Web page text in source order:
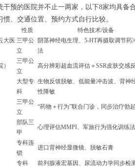
干预的医院并不止一两家，以下8家均具备
、交通位置、预约方式自行比较。
性质 特色技术/设备
大医 三甲公
立
阴茎神经电生理、5-HT再摄取调节药
法
三甲公
立
高分辨彩超血流评估＋SSR皮肤交感
大型专
科
生物反馈脱敏、低能量冲击波、背神
性降敏
三甲公
立
“药物＋行为”联合门诊，同步治疗勃
部队三
甲
心理评估MMPI、军旅行为强化训练法
专科连
锁
进口背神经显微镜、脱敏石膏
专科 前列腺液宏基因、尿流动力学同步检